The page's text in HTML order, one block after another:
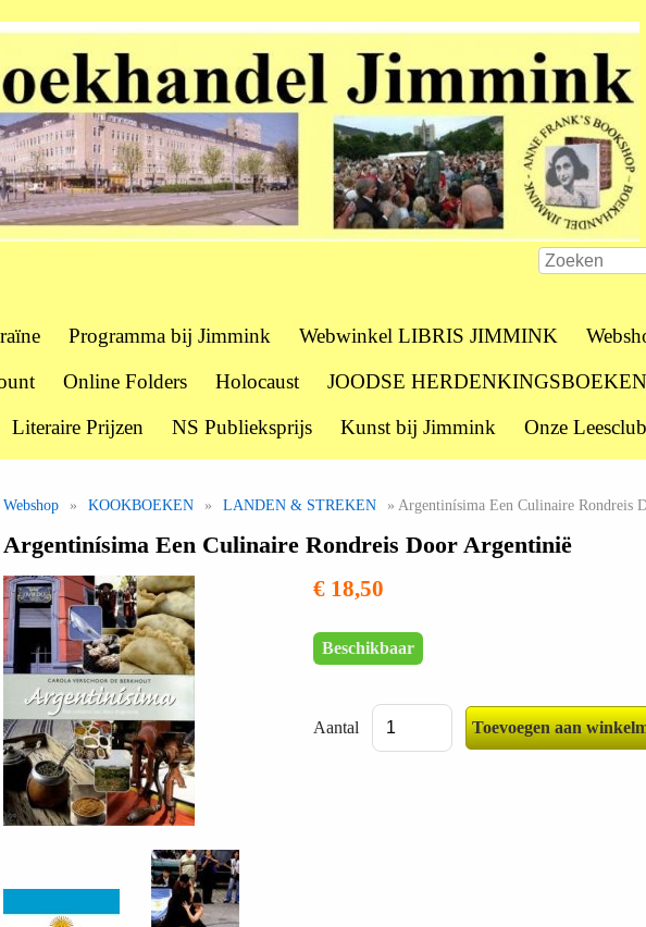
Programma bij Jimmink Webwinkel LIBRIS JIMMINK
Online Folders Holocaust JOODSE HERDENKINGSBOEKEN
Literaire Prijzen NS Publieksprijs Kunst bij Jimmink Onze Leesclub
Webshop » KOOKBOEKEN » LANDEN & STREKEN » Argentinísima Een Culinaire Rondreis
Argentinísima Een Culinaire Rondreis Door Argentinië
€ 18,50
Beschikbaar
Aantal